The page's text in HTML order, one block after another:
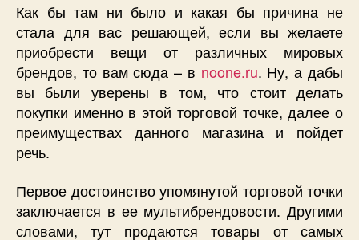
Как бы там ни было и какая бы причина не
стала для вас решающей, если вы желаете
приобрести вещи от различных мировых
брендов, то вам сюда – в noone.ru. Ну, а дабы
вы были уверены в том, что стоит делать
покупки именно в этой торговой точке, далее о
преимуществах данного магазина и пойдет
речь.
Первое достоинство упомянутой торговой точки
заключается в ее мультибрендовости. Другими
словами, тут продаются товары от самых